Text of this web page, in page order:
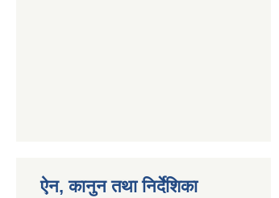
ऐन, कानुन तथा निर्देशिका